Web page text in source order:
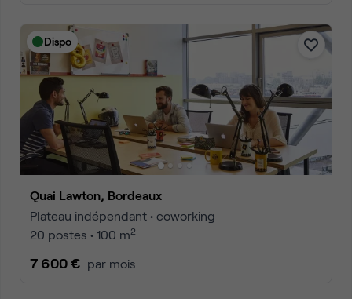
Dispo
Quai Lawton, Bordeaux
Plateau indépendant • coworking
20 postes • 100 m2
7 600 € par mois